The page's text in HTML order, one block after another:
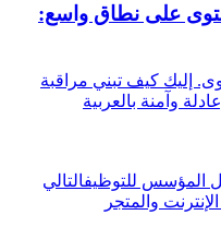
على نطاق واسع:
إليك كيف تبني مراقبة
وآمنة بالعربية
المؤسس للتوظيفالتالي